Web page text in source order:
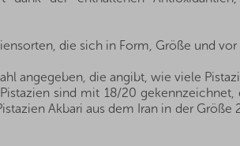
die sich in Form, Größe und
angegeben, die angibt, wie viele
sind mit 18/20
Akbari aus dem Iran in der